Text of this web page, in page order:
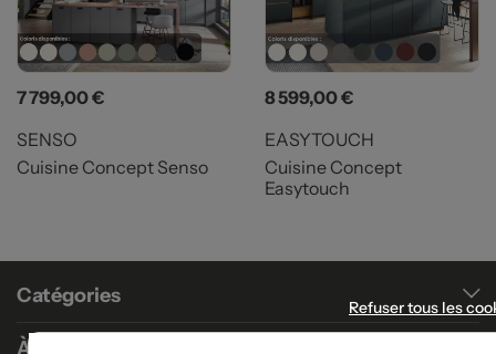
Prix
7 799,00 €
SENSO
Cuisine Concept Senso
Prix
8 599,00 €
EASYTOUCH
Cuisine Concept
Easytouch
Catégories
À propos
Refuser tous les